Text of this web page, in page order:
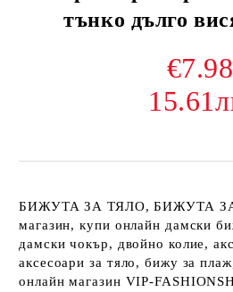
тънко дълго
€7.98
БИЖУТА ЗА ТЯЛО, БИЖУТА
магазин, купи онлайн дамски
дамски чокър, двойно колие,
аксесоари за тяло, бижу за
онлайн магазин VIP-